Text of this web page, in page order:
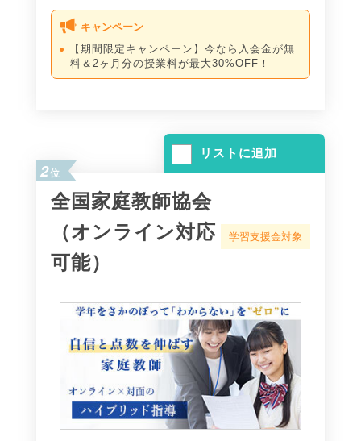
キャンペーン
【期間限定キャンペーン】今なら入会金が無
料＆2ヶ月分の授業料が最大30%OFF！
リストに追加
2位
全国家庭教師協会
（オンライン対応
可能）
学習支援金対象